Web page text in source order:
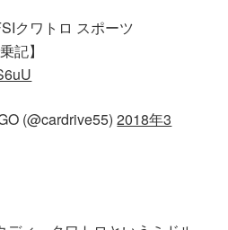
クワトロ スポーツ
記】
(@cardrive55)2018年3